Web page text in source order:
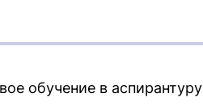
обучение в аспирантуру